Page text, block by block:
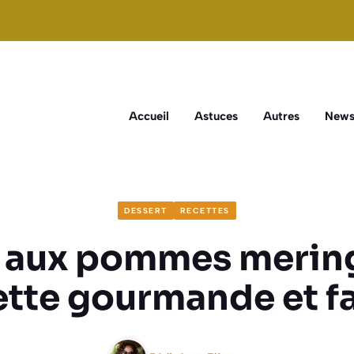
Accueil Astuces Autres News
DESSERT RECETTES
pommes
gourmande et